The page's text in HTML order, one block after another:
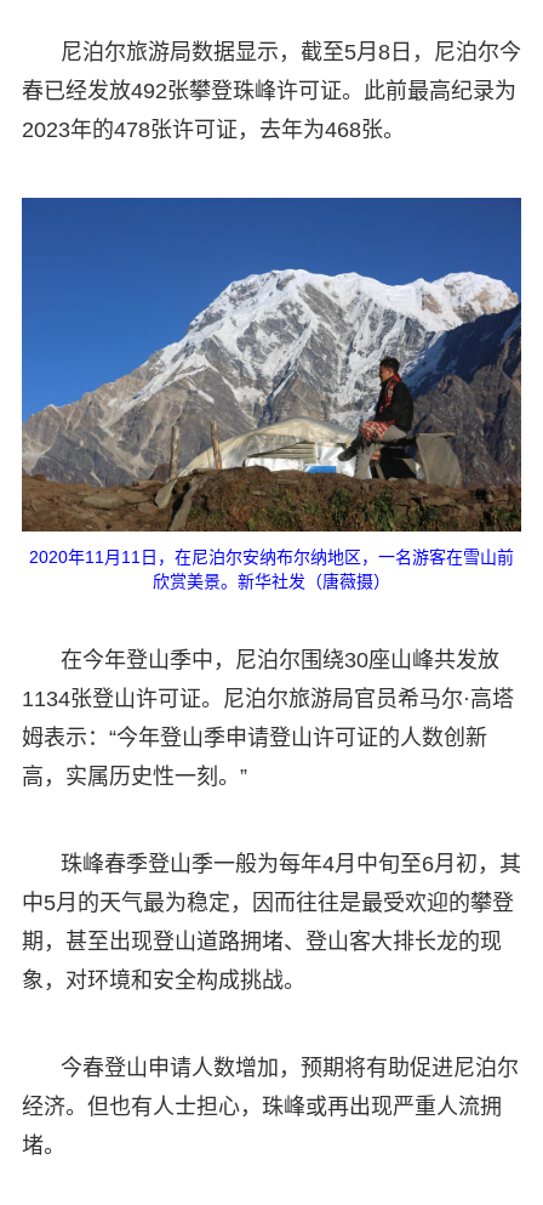
尼泊尔旅游局数据显示，截至5月8日，尼泊尔今
春已经发放492张攀登珠峰许可证。此前最高纪录为
2023年的478张许可证，去年为468张。
2020年11月11日，在尼泊尔安纳布尔纳地区，一名游客在雪山前
欣赏美景。新华社发（唐薇摄）
在今年登山季中，尼泊尔围绕30座山峰共发放
1134张登山许可证。尼泊尔旅游局官员希马尔·高塔
姆表示：“今年登山季申请登山许可证的人数创新
高，实属历史性一刻。”
珠峰春季登山季一般为每年4月中旬至6月初，其
中5月的天气最为稳定，因而往往是最受欢迎的攀登
期，甚至出现登山道路拥堵、登山客大排长龙的现
象，对环境和安全构成挑战。
今春登山申请人数增加，预期将有助促进尼泊尔
经济。但也有人士担心，珠峰或再出现严重人流拥
堵。